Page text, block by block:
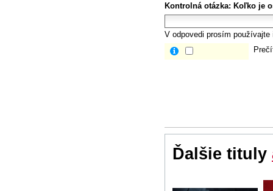
Kontrolná otázka: Koľko je
V odpovedi prosím
Ďalšie tituly